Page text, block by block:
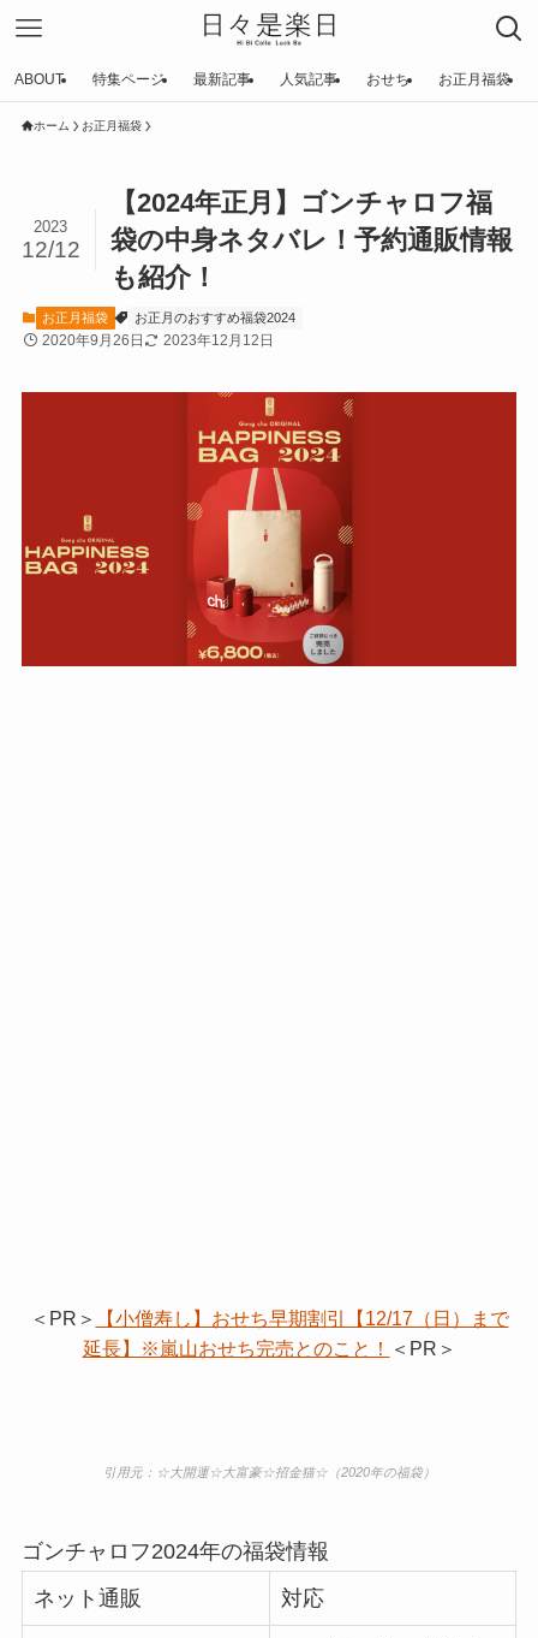
ABOUT 特集ページ 最新記事 人気記事 おせち お正月福袋
ホーム お正月福袋
【2024年正月】ゴンチャロフ福
袋の中身ネタバレ！予約通販情報
も紹介！
2023
12/12
お正月福袋 お正月のおすすめ福袋2024
2020年9月26日 2023年12月12日
＜PR＞
【小僧寿し】おせち早期割引【12/17（日）まで
延長】※嵐山おせち完売とのこと！
＜PR＞
引用元：☆大開運☆大富豪☆招金猫☆（2020年の福袋）
ゴンチャロフ2024年の福袋情報
ネット通販
対応